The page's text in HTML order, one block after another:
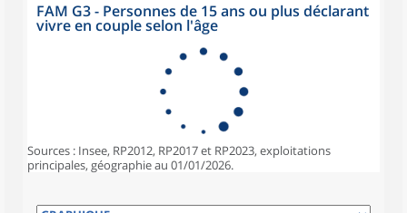
FAM G3 - Personnes de 15 ans ou plus déclarant
vivre en couple selon l'âge
Sources : Insee, RP2012, RP2017 et RP2023, exploitations
principales, géographie au 01/01/2026.